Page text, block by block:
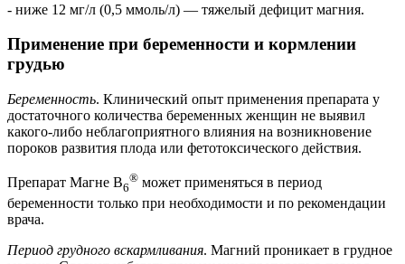
- ниже 12 мг/л (0,5 ммоль/л) — тяжелый дефицит магния.
Применение при беременности и кормлении
грудью
Беременность. Клинический опыт применения препарата у
достаточного количества беременных женщин не выявил
какого-либо неблагоприятного влияния на возникновение
пороков развития плода или фетотоксического действия.
Препарат Магне В6
® может применяться в период
беременности только при необходимости и по рекомендации
врача.
Период грудного вскармливания. Магний проникает в грудное